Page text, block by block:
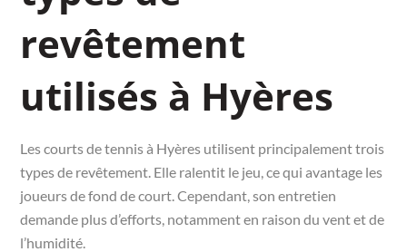
revêtement
utilisés à Hyères
Les courts de tennis à Hyères utilisent principalement trois
types de revêtement. Elle ralentit le jeu, ce qui avantage les
joueurs de fond de court. Cependant, son entretien
demande plus d’efforts, notamment en raison du vent et de
l’humidité.